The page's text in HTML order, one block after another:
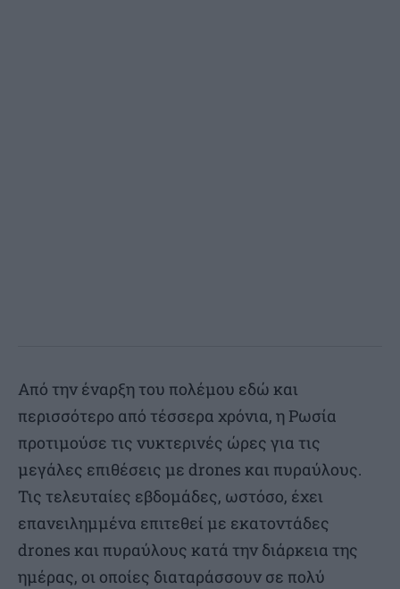
Από την έναρξη του πολέμου εδώ και
περισσότερο από τέσσερα χρόνια, η Ρωσία
προτιμούσε τις νυκτερινές ώρες για τις
μεγάλες επιθέσεις με drones και πυραύλους.
Τις τελευταίες εβδομάδες, ωστόσο, έχει
επανειλημμένα επιτεθεί με εκατοντάδες
drones και πυραύλους κατά την διάρκεια της
ημέρας, οι οποίες διαταράσσουν σε πολύ